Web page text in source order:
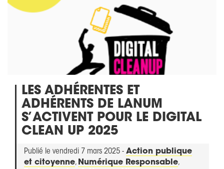
LES ADHÉRENTES ET
ADHÉRENTS DE LANUM
S’ACTIVENT POUR LE DIGITAL
CLEAN UP 2025
Publié le vendredi 7 mars 2025 - Action publique
et citoyenne, Numérique Responsable,